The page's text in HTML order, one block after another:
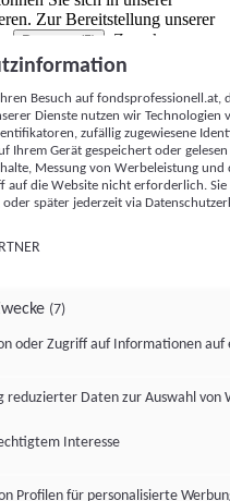
Zur Bereitstellung unserer
Partnern (5)
. Zwecke:
von Werbeleistung
Zielgruppenforschung.
Kennungen (z. B. login-
Kennungen,
zusammen mit anderen
Browserinformationen,
Technologien usw.) auf
ausgelesen werden, um es
eine App oder einer Webseite
der hier aufgeführten
Besuch auf
Dienste nutzen wir Technologien
zufällig zugewiesene
Ihrem Gerät gespeichert oder
Messung von Werbeleistung
auf die Website nicht erforderlich.
später jederzeit via
(7)
oder Zugriff auf Informationen auf
reduzierter Daten zur Auswahl von
Interesse
Profilen für personalisierte